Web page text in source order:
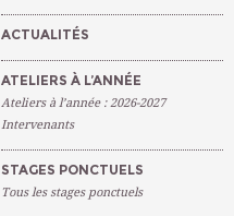
ACTUALITÉS
ATELIERS À L’ANNÉE
Ateliers à l’année : 2026-2027
Intervenants
STAGES PONCTUELS
Tous les stages ponctuels